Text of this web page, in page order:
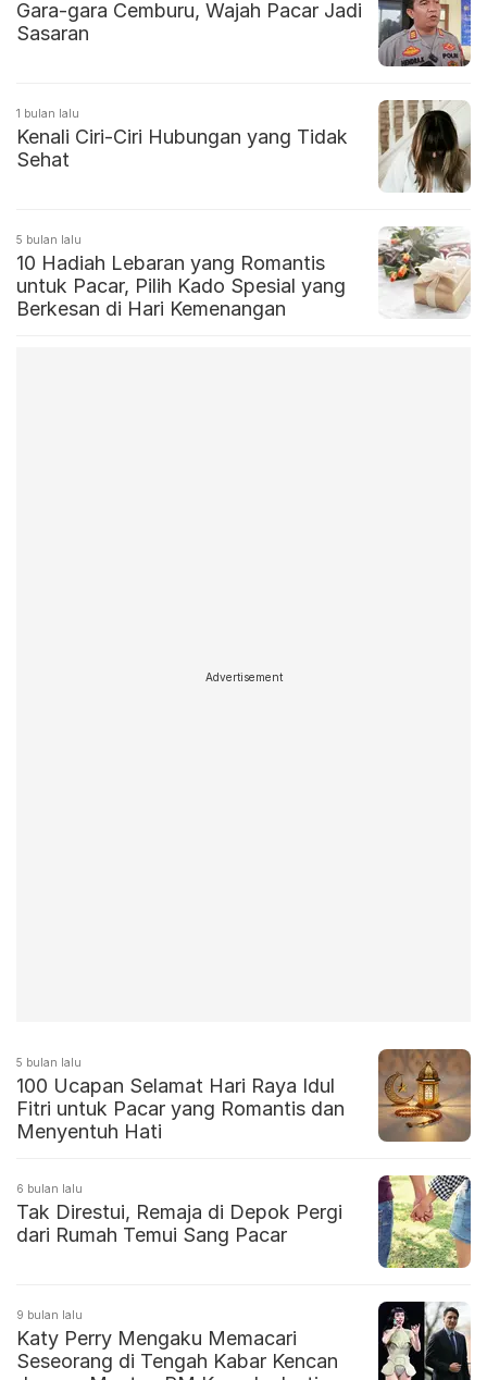
Gara-gara Cemburu, Wajah Pacar Jadi
Sasaran
1 bulan lalu
Kenali Ciri-Ciri Hubungan yang Tidak
Sehat
5 bulan lalu
10 Hadiah Lebaran yang Romantis
untuk Pacar, Pilih Kado Spesial yang
Berkesan di Hari Kemenangan
Advertisement
5 bulan lalu
100 Ucapan Selamat Hari Raya Idul
Fitri untuk Pacar yang Romantis dan
Menyentuh Hati
6 bulan lalu
Tak Direstui, Remaja di Depok Pergi
dari Rumah Temui Sang Pacar
9 bulan lalu
Katy Perry Mengaku Memacari
Seseorang di Tengah Kabar Kencan